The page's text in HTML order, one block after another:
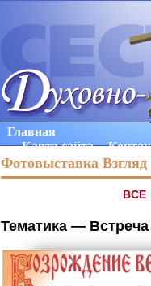
Главная
Карта сайта
Фотовыставка Взгляд
ВCE
Тематика —